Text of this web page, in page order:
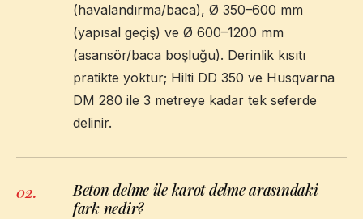
(havalandırma/baca), Ø 350–600 mm
(yapısal geçiş) ve Ø 600–1200 mm
(asansör/baca boşluğu). Derinlik kısıtı
pratikte yoktur; Hilti DD 350 ve Husqvarna
DM 280 ile 3 metreye kadar tek seferde
delinir.
02.
Beton delme ile karot delme arasındaki
fark nedir?